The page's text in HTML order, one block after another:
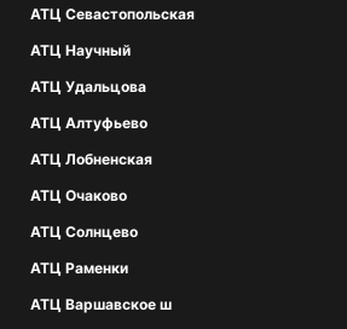
АТЦ Севастопольская
АТЦ Научный
АТЦ Удальцова
АТЦ Алтуфьево
АТЦ Лобненская
АТЦ Очаково
АТЦ Солнцево
АТЦ Раменки
АТЦ Варшавское ш